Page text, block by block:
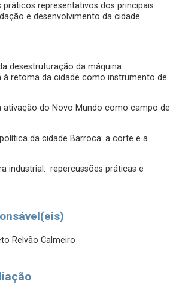
representativos dos principais
e desenvolvimento da cidade
desestruturação da máquina
à retoma da cidade como instrumento de
ativação do Novo Mundo como campo de
da cidade Barroca: a corte e a
industrial: repercussões práticas e
Relvão Calmeiro